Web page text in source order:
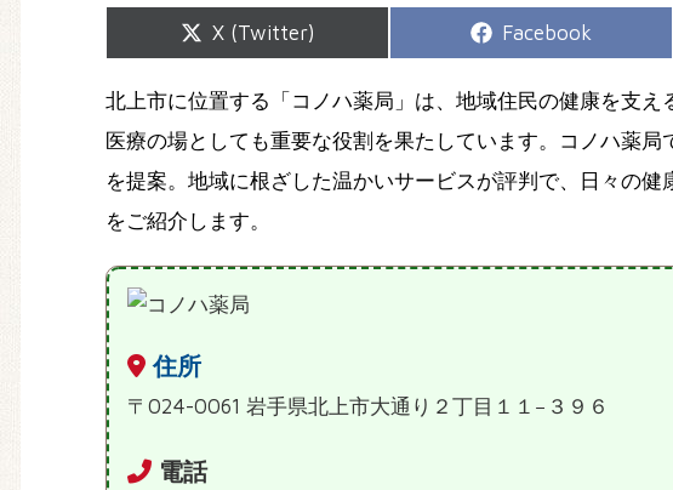
Share
X (Twitter)
Share
Facebook
北上市に位置する「コノハ薬局」は、地域住民の健康を支
医療の場としても重要な役割を果たしています。コノハ薬
を提案。地域に根ざした温かいサービスが評判で、日々の
をご紹介します。
住所
〒024-0061 岩手県北上市大通り２丁目１１−３９６
電話